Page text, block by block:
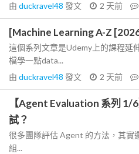
由 duckravel48 發文 2 天前
[Machine Learning A-Z
這個系列文章是Udemy上的課程延
檔學一點data...
由 duckravel48 發文 2 天前
【Agent Evaluation 系列 1/
試？
很多團隊評估 Agent 的方法，其實
組...